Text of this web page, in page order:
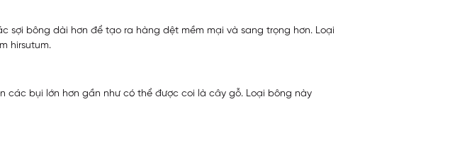
sợi bông dài hơn để tạo ra hàng dệt mềm mại và sang trọng hơn. Loại
hirsutum.
các bụi lớn hơn gần như có thể được coi là cây gỗ. Loại bông này